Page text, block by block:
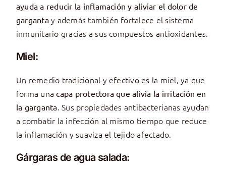
ayuda a reducir la inflamación y aliviar el dolor de
gargantay además también fortalece el sistema
inmunitario gracias a sus compuestos antioxidantes.
Miel:
Un remedio tradicional y efectivo es la miel, ya que
forma una capa protectora que alivia la irritación en
la garganta. Sus propiedades antibacterianas ayudan
a combatir la infección al mismo tiempo que reduce
la inflamación y suaviza el tejido afectado.
Gárgaras de agua salada: